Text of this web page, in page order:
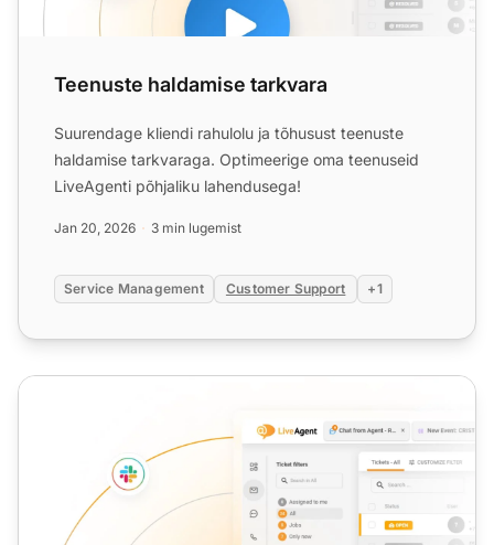
Teenuste haldamise tarkvara
Suurendage kliendi rahulolu ja tõhusust teenuste
haldamise tarkvaraga. Optimeerige oma teenuseid
LiveAgenti põhjaliku lahendusega!
Jan 20, 2026 3 min lugemist
Service Management Customer Support +1
Kõnekeskuse tarkvara